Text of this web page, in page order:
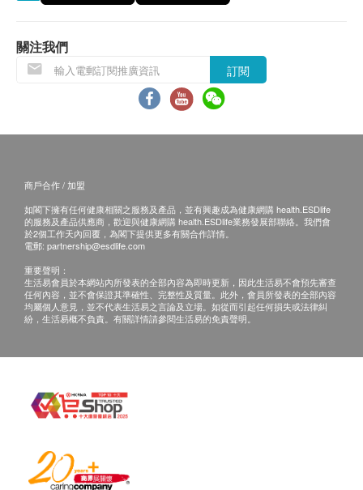
空腹血糖
中性白血球
單核白血球
嗜鹼性白血球
紅血球計數
血球容積
紅血球平均體積
紅血球平均紅蛋白
紅血球分佈比較
營養師
營養師咨詢
腎功能組合
HK$ 470.0
3D乳房造影及乳房超聲波
篩查乳癌及乳房異常，及早發現腫瘤、硬塊或鈣化物等乳房問
題。
HK$3,700.0
柏氏子宮頸細胞塗片
(1) 親身聽取報告：親身或授權親友前往本中心
(2) 電話講解報告：親身或授權親友自取報告
(3) 電話講解報告：以平郵方式郵寄報告 (客人需自行
承擔郵寄報告之風險。)
(2) 電話講解報告：親身或授權親友自取報告
(3) 電話講解報告：如選擇以郵寄報告需要另行收費
(客人需自行承擔郵寄報告之風險。)
免責聲明：
所有健康檢查/服務並非作為醫務診斷或治療用
途。當閣下身體健康出現任何疾病徵兆時，應立即
本服務/產品由商戶提供。生活易【健康網購
有關此服務/產品的錯漏或延誤，或因使用此服務/
產品而引致的損失、損害、受傷或法律訴訟，健康
查詢，須向提供服務之體檢中心或商戶提出。
關注我們
訂閱
商戶合作 / 加盟
如閣下擁有任何健康相關之服務及產品，並有興趣成為健康網購 health.ESDlife
的服務及產品供應商，歡迎與健康網購 health.ESDlife業務發展部聯絡。我們會
於2個工作天內回覆，為閣下提供更多有關合作詳情。
電郵: partnership@esdlife.com
重要聲明：
生活易會員於本網站內所發表的全部內容為即時更新，因此生活易不會預先審查
任何內容，並不會保證其準確性、完整性及質量。此外，會員所發表的全部內容
均屬個人意見，並不代表生活易之言論及立場。如從而引起任何損失或法律糾
紛，生活易概不負責。有關詳情請參閱生活易的免責聲明。